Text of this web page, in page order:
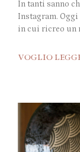
In tanti sanno
Instagram.
in cui ricreo un
VOGLIO